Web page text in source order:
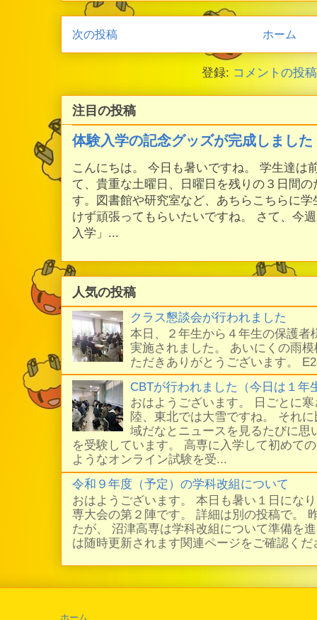
次の投稿 ホーム
登録: コメントの投
注目の投稿
体験入学の記念グッズが完成しました
こんにちは。 今日も暑いですね。 学生達は
て、貴重な土曜日、日曜日を残りの３日間
す。図書館や研究室など、あちらこちらに
けず頑張ってもらいたいですね。 さて、今
入学」...
人気の投稿
クラス懇談会が行われました
本日、２年生から４年生の保護者
実施されました。 あいにくの雨
ただきありがとうございます。
CBTが行われました（今日は１年
おはようございます。 日ごとに
陸、東北では大雪ですね。 それ
域だなとニュースを見るたびに思
を受験しています。 高専に入学して初めて
ようなオンライン試験を受...
令和９年度（予定）の学科改組について
おはようございます。 本日も暑い１日にな
専大会の第２陣です。 詳細は別の投稿で。
たが、 沼津高専は学科改組について準備を
は随時更新されます関連ページをご確認く
ホーム